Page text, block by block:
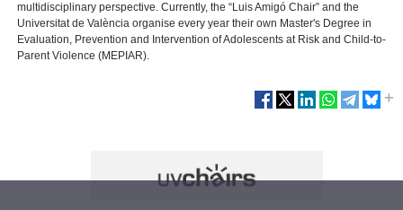
multidisciplinary perspective. Currently, the “Luis Amigó Chair” and the
Universitat de València organise every year their own Master's Degree in
Evaluation, Prevention and Intervention of Adolescents at Risk and Child-to-
Parent Violence (MEPIAR).